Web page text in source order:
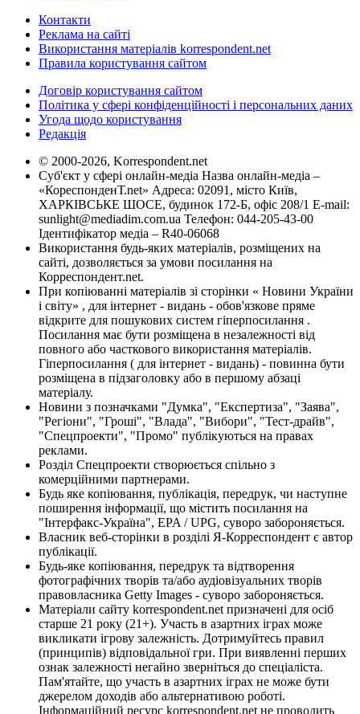
Контакти
Реклама на сайті
Використання матеріалів korrespondent.net
Правила користування сайтом
Договір користування сайтом
Політика у сфері конфіденційності і персональних даних
Угода щодо користування
Редакція
© 2000-2026, Korrespondent.net
Суб'єкт у сфері онлайн-медіа Назва онлайн-медіа –
«КореспонденТ.net» Адреса: 02091, місто Київ,
ХАРКІВСЬКЕ ШОСЕ, будинок 172-Б, офіс 208/1 E-mail:
sunlight@mediadim.com.ua Телефон: 044-205-43-00
Ідентифікатор медіа – R40-06068
Використання будь-яких матеріалів, розміщених на
сайті, дозволяється за умови посилання на
Корреспондент.net.
При копіюванні матеріалів зі сторінки « Новини України
і світу» , для інтернет - видань - обов'язкове пряме
відкрите для пошукових систем гіперпосилання .
Посилання має бути розміщена в незалежності від
повного або часткового використання матеріалів.
Гіперпосилання ( для інтернет - видань) - повинна бути
розміщена в підзаголовку або в першому абзаці
матеріалу.
Новини з позначками "Думка", "Експертиза", "Заява",
"Регіони", "Гроші", "Влада", "Вибори", "Тест-драйв",
"Спецпроекти", "Промо" публікуються на правах
реклами.
Розділ Спецпроекти створюється спільно з
комерційними партнерами.
Будь яке копіювання, публікація, передрук, чи наступне
поширення інформації, що містить посилання на
"Інтерфакс-Україна", EPA / UPG, суворо забороняється.
Власник веб-сторінки в розділі Я-Корреспондент є автор
публікації.
Будь-яке копіювання, передрук та відтворення
фотографічних творів та/або аудіовізуальних творів
правовласника Getty Images - суворо забороняється.
Матеріали сайту korrespondent.net призначені для осіб
старше 21 року (21+). Участь в азартних іграх може
викликати ігрову залежність. Дотримуйтесь правил
(принципів) відповідальної гри. При виявленні перших
ознак залежності негайно зверніться до спеціаліста.
Пам'ятайте, що участь в азартних іграх не може бути
джерелом доходів або альтернативою роботі.
Інформаційний ресурс korrespondent.net не проводить